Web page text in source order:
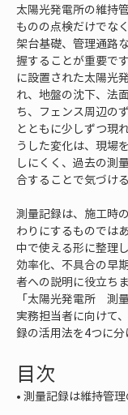
太陽光発電所の維持
ものの点検だけでな
架台基礎、管理通路
握することが重要で
に設置された太陽光
れ、地盤の沈下、法
ち、フェンス周辺の
とともに少しずつ現
うした変化は、現場
しにくく、過去の測
合することで気づけ
測量記録は、施工時
わりにするものでは
中で使える形に整理
効率化、不具合の早
者への説明に役立ち
「太陽光発電所　測
実務担当者に向けて
録の活用法を4つに分
目次
• 測量記録は維持管